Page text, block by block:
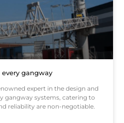
gangway
expert in the design and
gangway systems, catering to
reliability are non-negotiable.